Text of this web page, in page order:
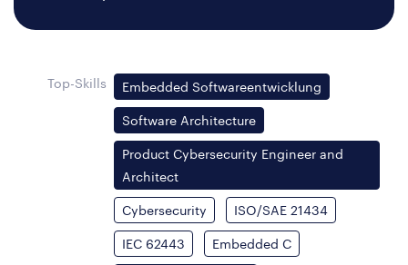
Top-Skills Embedded Softwareentwicklung
Software Architecture
Product Cybersecurity Engineer and
Architect
Cybersecurity ISO/SAE 21434
IEC 62443 Embedded C